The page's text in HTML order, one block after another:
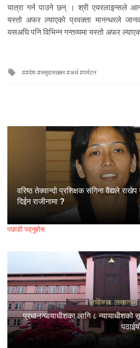
यात्रा गर्न पाउने छन् । श्री एयरलाइन्सले
यस्तो अफर ल्याएको प्रवक्ता मानन्धरले
यसअघि पनि विभिन्न गन्तव्यमा यस्तो अफर
Tagged
#देश #समुदायखबर #अर्थ #पर्यटन
वरिष्ठ तेक्वान्दो प्रशिक्षक संगिना वैद्यले
दिईन राजीनामा ?
पछाडी पद्नुहोस
प्रधानन्यायाधीशका लागि ८ न्यायाधीशको